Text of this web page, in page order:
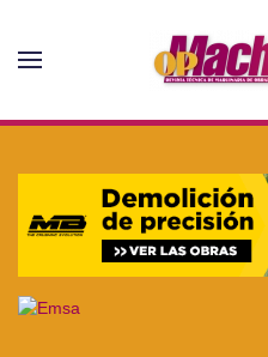
Skip to main content